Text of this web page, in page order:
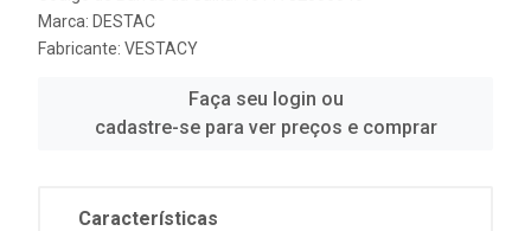
Marca: DESTAC
Fabricante: VESTACY
Faça seu login ou
cadastre-se para ver preços e comprar
Características